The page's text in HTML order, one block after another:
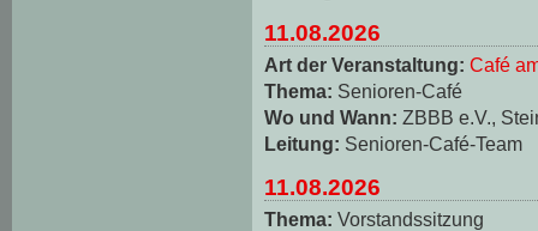
11.08.2026
Art der Veranstaltung: Café
Thema: Senioren-Café
Wo und Wann: ZBBB e.V.,
Leitung: Senioren-Café-Team
11.08.2026
Thema: Vorstandssitzung